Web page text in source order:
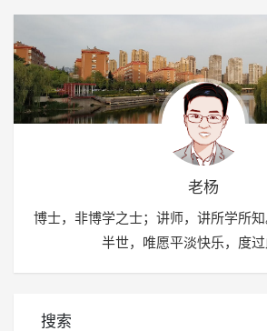
懂的，中规中矩的电影。也是中国目前
全世界电影工业标准的电影。 其实，
老杨
博士，非博学之士；讲师，讲所学所
半世，唯愿平淡快乐，度过
搜索